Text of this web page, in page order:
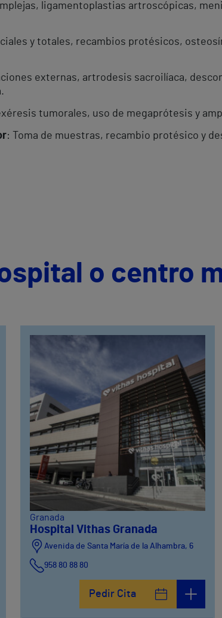
ligamentoplastias artroscópicas,
y totales, recambios protésicos,
externas, artrodesis sacroilíaca,
tumorales, uso de megaprótesis y
: Toma de muestras, recambio protésico y
o centro
Granada
Hospital Vithas Granada
Avenida de Santa María de la Alhambra, 6
958 80 88 80
Pedir Cita